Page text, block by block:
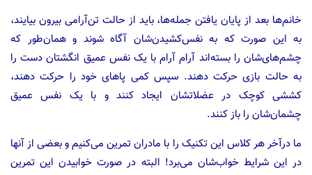
خانم‌ها بعد از پایان یافتن جمله‌ها، باید از حالت تن‌آرامی بیرون بیایند،
به این صورت که به نفس‌کشیدن‌شان آگاه شوند و همان‌طور که
چشم‌های‌شان را بسته‌اند آرام آرام با یک نفس عمیق انگشتان دست را
به حالت بازی حرکت دهند. سپس کمی پا‌های خود را حرکت دهند،
کششی کوچک در عضلاتشان ایجاد کنند و با یک نفس عمیق
چشمان‌شان را باز کنند.
ما درآخر هر کلاس این تکنیک را با مادران تمرین می‌کنیم و بعضی از آنها
در این شرایط خواب‌شان می‌برد! البته در صورت خوابیدن این تمرین